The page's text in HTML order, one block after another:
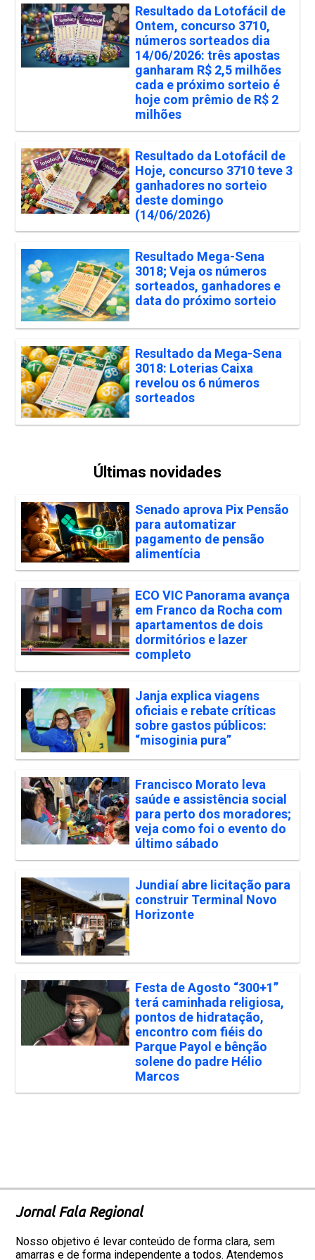
Resultado da Lotofácil de
Ontem, concurso 3710,
números sorteados dia
14/06/2026: três apostas
ganharam R$ 2,5 milhões
cada e próximo sorteio é
hoje com prêmio de R$ 2
milhões
Resultado da Lotofácil de
Hoje, concurso 3710 teve 3
ganhadores no sorteio
deste domingo
(14/06/2026)
Resultado Mega-Sena
3018; Veja os números
sorteados, ganhadores e
data do próximo sorteio
Resultado da Mega-Sena
3018: Loterias Caixa
revelou os 6 números
sorteados
Últimas novidades
Senado aprova Pix Pensão
para automatizar
pagamento de pensão
alimentícia
ECO VIC Panorama avança
em Franco da Rocha com
apartamentos de dois
dormitórios e lazer
completo
Janja explica viagens
oficiais e rebate críticas
sobre gastos públicos:
“misoginia pura”
Francisco Morato leva
saúde e assistência social
para perto dos moradores;
veja como foi o evento do
último sábado
Jundiaí abre licitação para
construir Terminal Novo
Horizonte
Festa de Agosto “300+1”
terá caminhada religiosa,
pontos de hidratação,
encontro com fiéis do
Parque Payol e bênção
solene do padre Hélio
Marcos
Jornal Fala Regional
Nosso objetivo é levar conteúdo de forma clara, sem
amarras e de forma independente a todos. Atendemos